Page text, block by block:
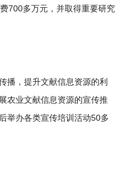
700多万元，并取得重要研究
播，提升文献信息资源的利
农业文献信息资源的宣传推
举办各类宣传培训活动50多